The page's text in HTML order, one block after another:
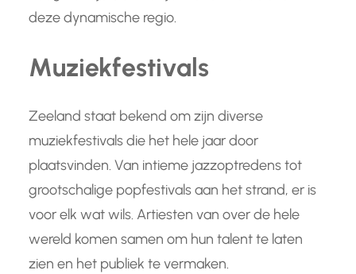
deze dynamische regio.
Muziekfestivals
Zeeland staat bekend om zijn diverse
muziekfestivals die het hele jaar door
plaatsvinden. Van intieme jazzoptredens tot
grootschalige popfestivals aan het strand, er is
voor elk wat wils. Artiesten van over de hele
wereld komen samen om hun talent te laten
zien en het publiek te vermaken.